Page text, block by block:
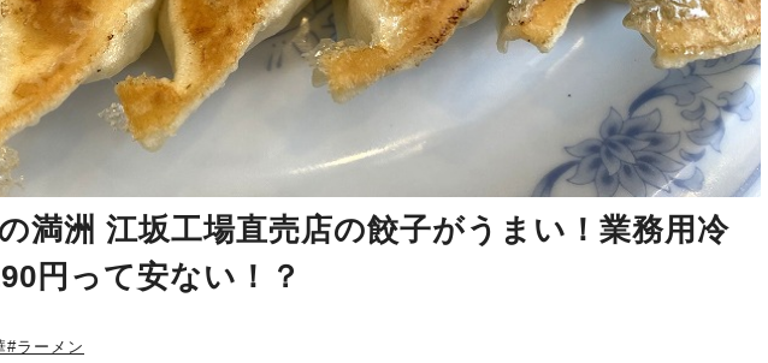
満洲 江坂工場直売店の餃子がうまい！業務用冷
円って安ない！？
#ラーメン